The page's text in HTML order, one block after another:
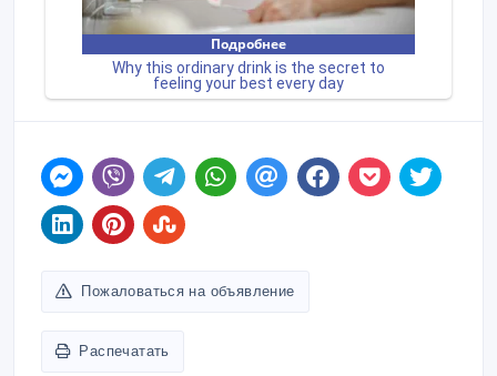
Пожаловаться на объявление
Распечатать